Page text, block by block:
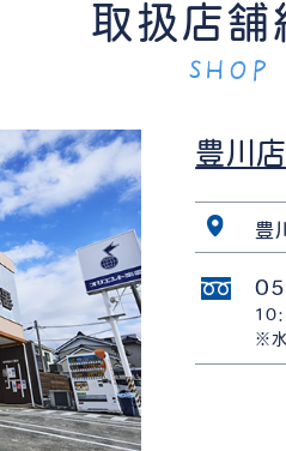
取扱店舗
SHOP
豊川
豊
10
※水